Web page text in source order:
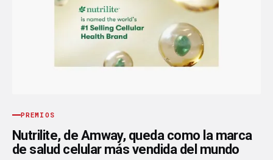
PREMIOS
Nutrilite, de Amway, queda como la marca
de salud celular más vendida del mundo